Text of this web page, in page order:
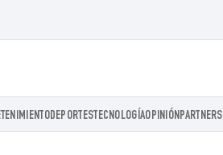
DEPORTESTECNOLOGÍAOPINIÓNPARTNERS